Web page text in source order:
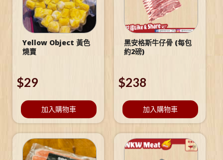
Yellow Object 黃色
燒賣
$29
加入購物車
黑安格斯牛仔骨 (每包
約2磅)
$238
加入購物車